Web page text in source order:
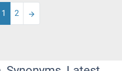
1 2